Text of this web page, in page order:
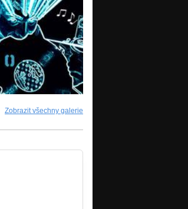
Zobrazit všechny galerie